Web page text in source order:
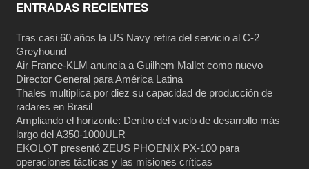
ENTRADAS RECIENTES
Tras casi 60 años la US Navy retira del servicio al C-2
Greyhound
Air France-KLM anuncia a Guilhem Mallet como nuevo
Director General para América Latina
Thales multiplica por diez su capacidad de producción de
radares en Brasil
Ampliando el horizonte: Dentro del vuelo de desarrollo más
largo del A350-1000ULR
EKOLOT presentó ZEUS PHOENIX PX-100 para
operaciones tácticas y las misiones críticas